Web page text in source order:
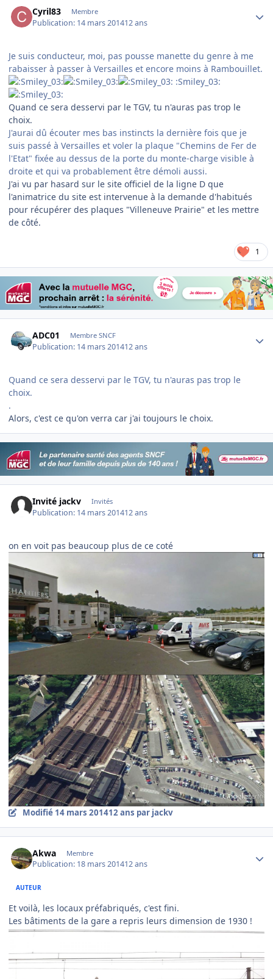
Cyril83 Membre
Publication: 14 mars 201412 ans
Je suis conducteur, moi, pas pousse manette du genre à me
rabaisser à passer à Versailles et encore moins à Rambouillet.
:Smiley_03:
Quand ce sera desservi par le TGV, tu n'auras pas trop le
choix.
J'aurai dû écouter mes bas instincts la dernière fois que je
suis passé à Versailles et voler la plaque "Chemins de Fer de
l'Etat" fixée au dessus de la porte du monte-charge visible à
droite et qui va probablement être démoli aussi.
J'ai vu par hasard sur le site officiel de la ligne D que
l'animatrice du site est intervenue à la demande d'habitués
pour récupérer des plaques "Villeneuve Prairie" et les mettre
de côté.
1
ADC01 Membre SNCF
Publication: 14 mars 201412 ans
Quand ce sera desservi par le TGV, tu n'auras pas trop le
choix.
.
Alors, c'est ce qu'on verra car j'ai toujours le choix.
Invité jackv Invités
Publication: 14 mars 201412 ans
on en voit pas beaucoup plus de ce coté
Modifié 14 mars 201412 ans par jackv
Akwa Membre
Publication: 18 mars 201412 ans
AUTEUR
Et voilà, les locaux préfabriqués, c'est fini.
Les bâtiments de la gare a repris leurs dimension de 1930 !